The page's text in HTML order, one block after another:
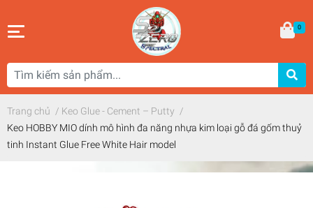
0
Trang chủ / Keo Glue - Cement – Putty /
Keo HOBBY MIO dính mô hình đa năng nhựa kim loại gỗ đá gốm thuỷ
tinh Instant Glue Free White Hair model